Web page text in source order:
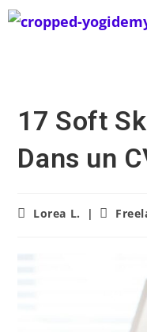
17 Soft
Dans un
Lorea L.